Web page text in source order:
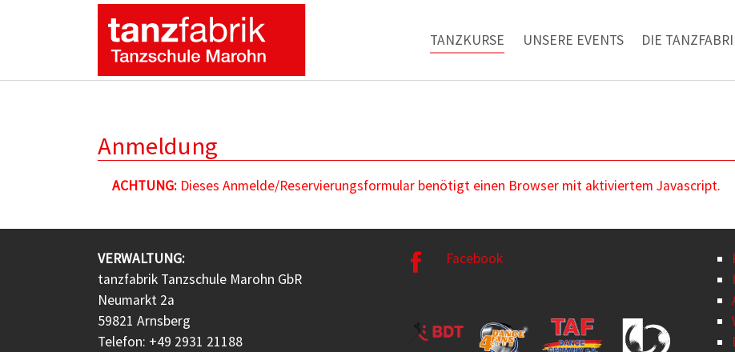
TANZKURSE UNSERE EVENTS DIE
Anmeldung
ACHTUNG:Dieses Anmelde/Reservierungsformular benötigt einen Browser mit aktiviertem Javascript.
VERWALTUNG:
tanzfabrik Tanzschule Marohn GbR
Neumarkt 2a
59821 Arnsberg
Telefon: +49 2931 21188
Facebook